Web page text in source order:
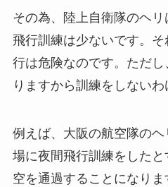
その為、陸上自衛隊のヘ
飛行訓練は少ないです。
行は危険なのです。ただ
りますから訓練をしないわ
例えば、大阪の航空隊の
場に夜間飛行訓練をした
空を通過することになり